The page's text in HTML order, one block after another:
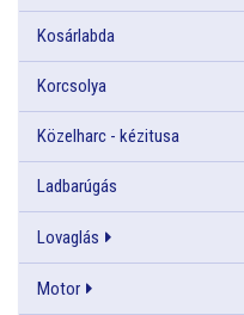
Kosárlabda
Korcsolya
Közelharc - kézitusa
Ladbarúgás
Lovaglás
Motor